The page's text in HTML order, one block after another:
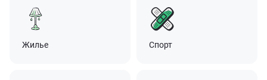
Жилье Спорт